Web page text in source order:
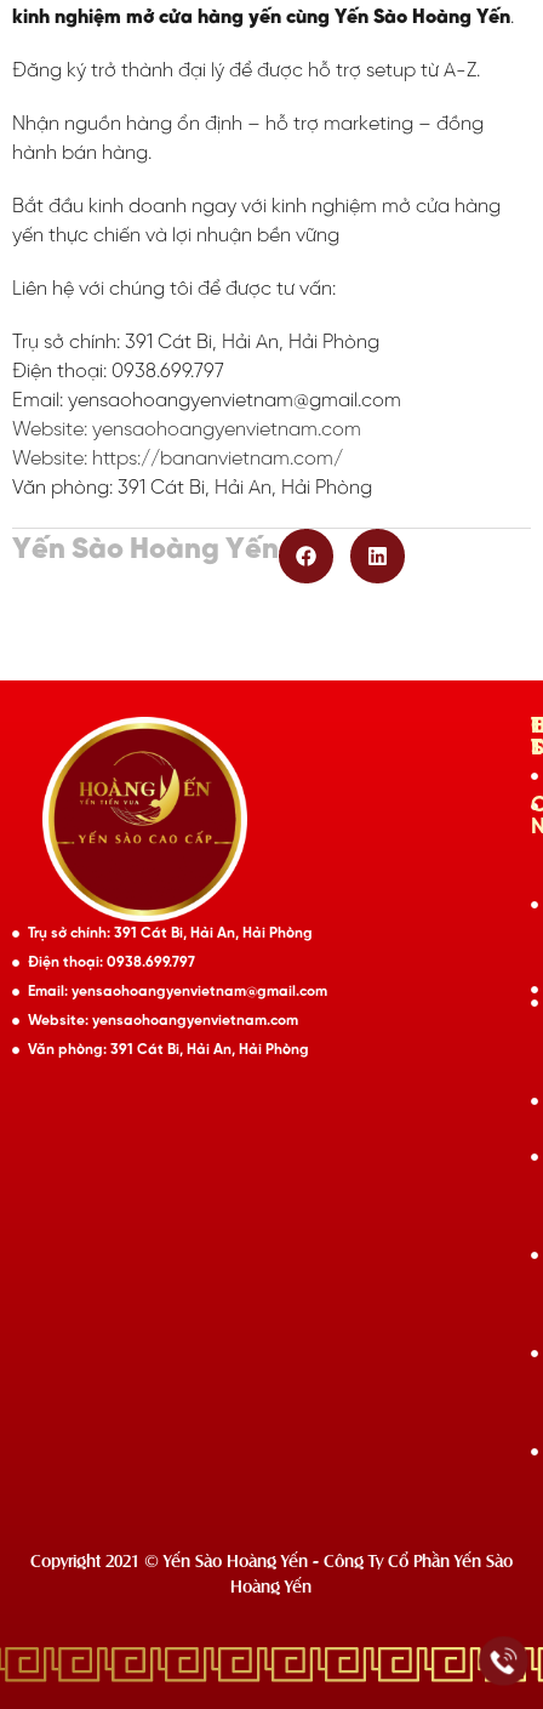
kinh nghiệm mở cửa hàng yến cùng Yến Sào Hoàng Yến.
Đăng ký trở thành đại lý để được hỗ trợ setup từ A-Z.
Nhận nguồn hàng ổn định – hỗ trợ marketing – đồng
hành bán hàng.
Bắt đầu kinh doanh ngay với kinh nghiệm mở cửa hàng
yến thực chiến và lợi nhuận bền vững
Liên hệ với chúng tôi để được tư vấn:
Trụ sở chính: 391 Cát Bi, Hải An, Hải Phòng
Điện thoại: 0938.699.797
Email: yensaohoangyenvietnam@gmail.com
Website: yensaohoangyenvietnam.com
Website: https://bananvietnam.com/
Văn phòng: 391 Cát Bi, Hải An, Hải Phòng
Yến Sào Hoàng Yến
Trụ sở chính: 391 Cát Bi, Hải An, Hải Phòng
Điện thoại: 0938.699.797
Email: yensaohoangyenvietnam@gmail.com
Website: yensaohoangyenvietnam.com
Văn phòng: 391 Cát Bi, Hải An, Hải Phòng
Copyright 2021 © Yến Sào Hoàng Yến - Công Ty Cổ Phần Yến Sào
Hoàng Yến
Deprecated: Hàm wc_enqueue_js hiện tạikhông dùng nữatừ phiên